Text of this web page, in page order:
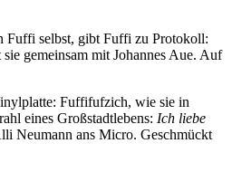
Fuffi selbst, gibt Fuffi zu Protokoll:
gemeinsam mit Johannes Aue. Auf
Fuffifufzich, wie sie in
eines Großstadtlebens: Ich liebe
Neumann ans Micro. Geschmückt